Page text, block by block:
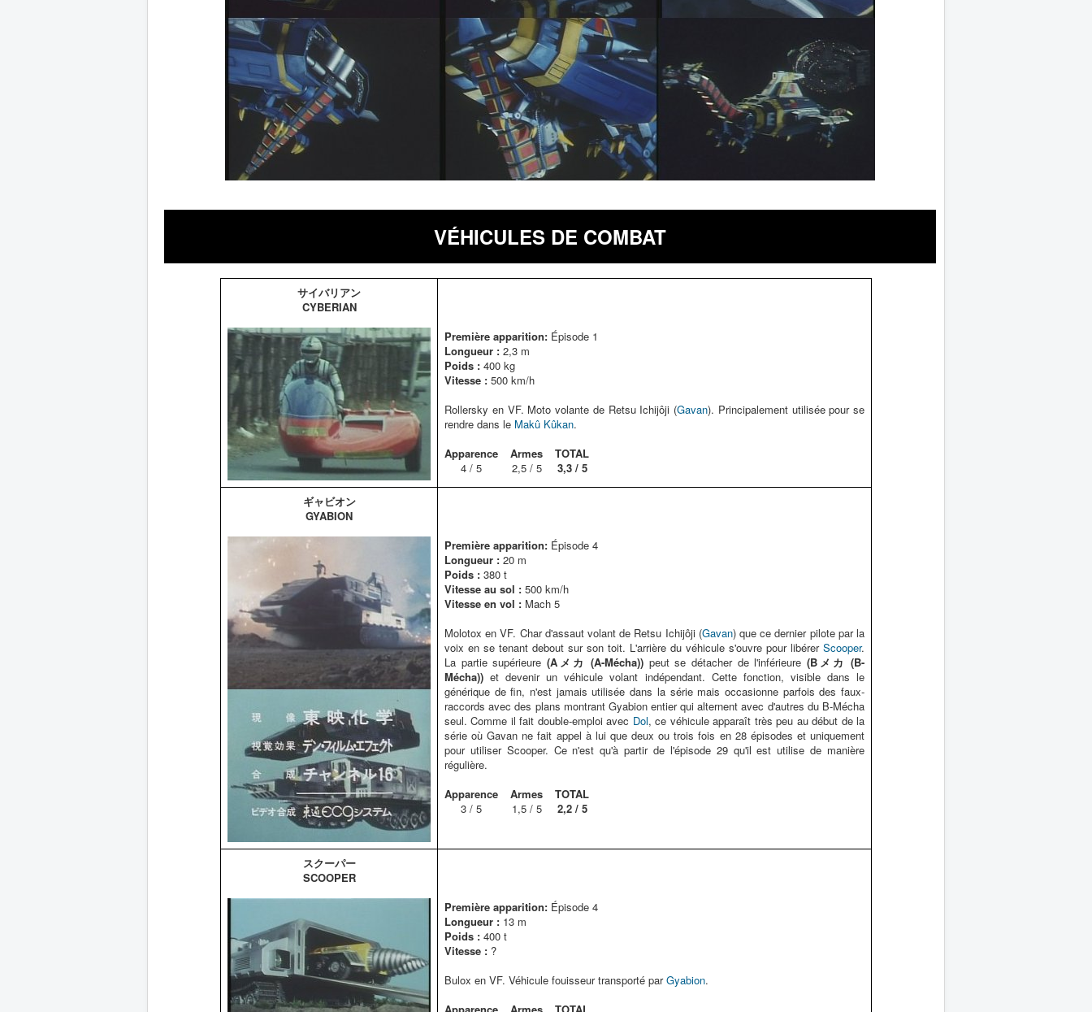
VÉHICULES DE COMBAT
サイバリアン
CYBERIAN
Première apparition: Épisode 1
Longueur : 2,3 m
Poids : 400 kg
Vitesse : 500 km/h
Rollersky en VF. Moto volante de Retsu Ichijôji (Gavan). Principalement utilisée pour se
rendre dans le Makû Kûkan.
Apparence
4 / 5
Armes
2,5 / 5
TOTAL
3,3 / 5
ギャビオン
GYABION
Première apparition: Épisode 4
Longueur : 20 m
Poids : 380 t
Vitesse au sol : 500 km/h
Vitesse en vol : Mach 5
Molotox en VF. Char d'assaut volant de Retsu Ichijôji (Gavan) que ce dernier pilote par la
voix en se tenant debout sur son toit. L'arrière du véhicule s'ouvre pour libérer Scooper.
La partie supérieure(Aメカ (A-Mécha))peut se détacher de l'inférieure(Bメカ (B-
Mécha)) et devenir un véhicule volant indépendant. Cette fonction, visible dans le
générique de fin, n'est jamais utilisée dans la série mais occasionne parfois des faux-
raccords avec des plans montrant Gyabion entier qui alternent avec d'autres du B-Mécha
seul. Comme il fait double-emploi avec Dol, ce véhicule apparaît très peu au début de la
série où Gavan ne fait appel à lui que deux ou trois fois en 28 épisodes et uniquement
pour utiliser Scooper. Ce n'est qu'à partir de l'épisode 29 qu'il est utilise de manière
régulière.
Apparence
3 / 5
Armes
1,5 / 5
TOTAL
2,2 / 5
スクーパー
SCOOPER
Première apparition: Épisode 4
Longueur : 13 m
Poids : 400 t
Vitesse : ?
Bulox en VF. Véhicule fouisseur transporté parGyabion.